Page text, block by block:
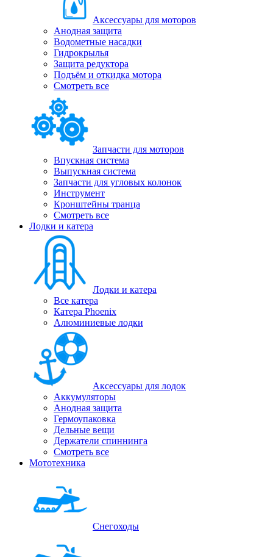
Аксессуары для моторов
Анодная защита
Водометные насадки
Гидрокрылья
Защита редуктора
Подъём и откидка мотора
Смотреть все
Запчасти для моторов
Впускная система
Выпускная система
Запчасти для угловых колонок
Инструмент
Кронштейны транца
Смотреть все
Лодки и катера
Лодки и катера
Все катера
Катера Phoenix
Алюминиевые лодки
Аксессуары для лодок
Аккумуляторы
Анодная защита
Гермоупаковка
Дельные вещи
Держатели спиннинга
Смотреть все
Мототехника
Снегоходы